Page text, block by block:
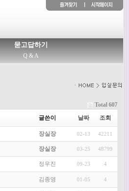
묻고답하기
Q & A
Total 607
글쓴이 날짜 조회
장실장 02-13 42211
장실장 03-25 48799
정우진 09-23 4
김종영 01-05 4